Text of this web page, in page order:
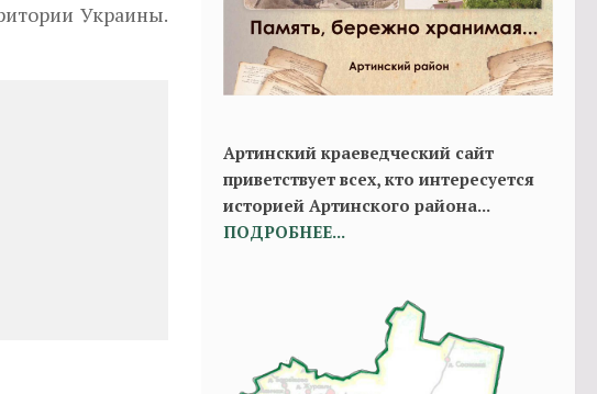
Украины.
Артинский краеведческий сайт
приветствует всех, кто интересуется
историей Артинского района...
ПОДРОБНЕЕ...